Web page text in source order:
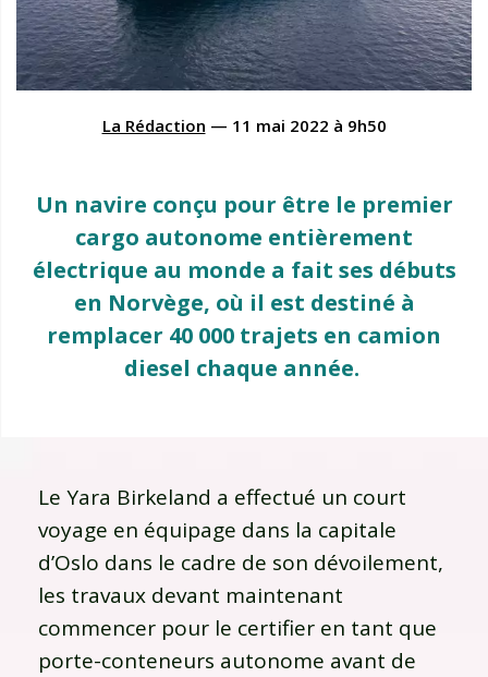
La Rédaction — 11 mai 2022 à 9h50
Un navire conçu pour être le premier
cargo autonome entièrement
électrique au monde a fait ses débuts
en Norvège, où il est destiné à
remplacer 40 000 trajets en camion
diesel chaque année.
Le Yara Birkeland a effectué un court
voyage en équipage dans la capitale
d’Oslo dans le cadre de son dévoilement,
les travaux devant maintenant
commencer pour le certifier en tant que
porte-conteneurs autonome avant de